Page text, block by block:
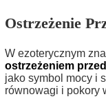
Ostrzeżenie
W ezoterycznym
ostrzeżeniem
jako symbol mocy i
równowagi i pokory